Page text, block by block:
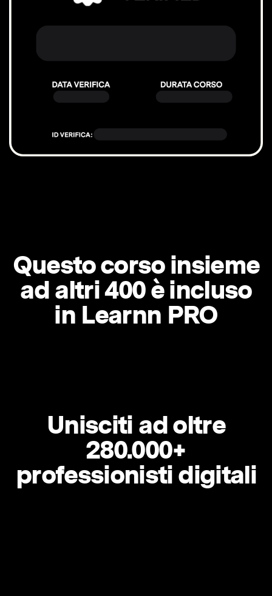
Questo corso insieme
ad altri 400 è incluso
in Learnn PRO
Unisciti ad oltre
280.000+
professionisti digitali